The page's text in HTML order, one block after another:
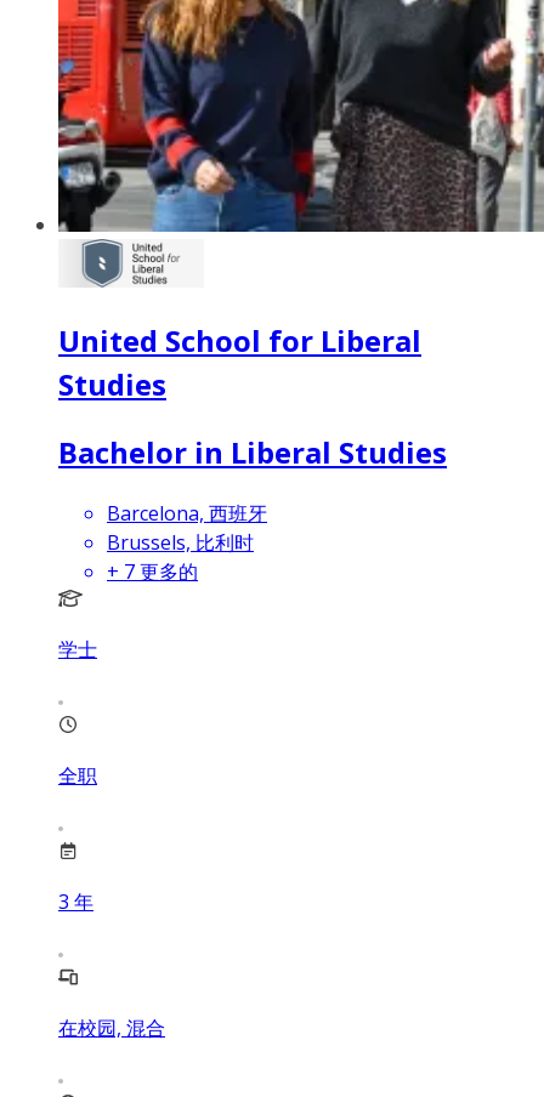
United School for Liberal
Studies
Bachelor in Liberal Studies
Barcelona, 西班牙
Brussels, 比利时
+ 7更多的
学士
全职
3 年
在校园, 混合